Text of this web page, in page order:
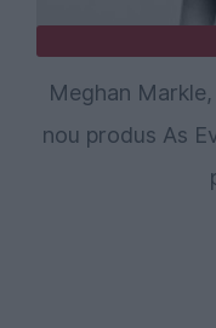
Meghan
nou produs As